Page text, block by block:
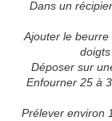
Dans un
Ajouter le
Déposer sur
Enfourner 25 à
Prélever environ